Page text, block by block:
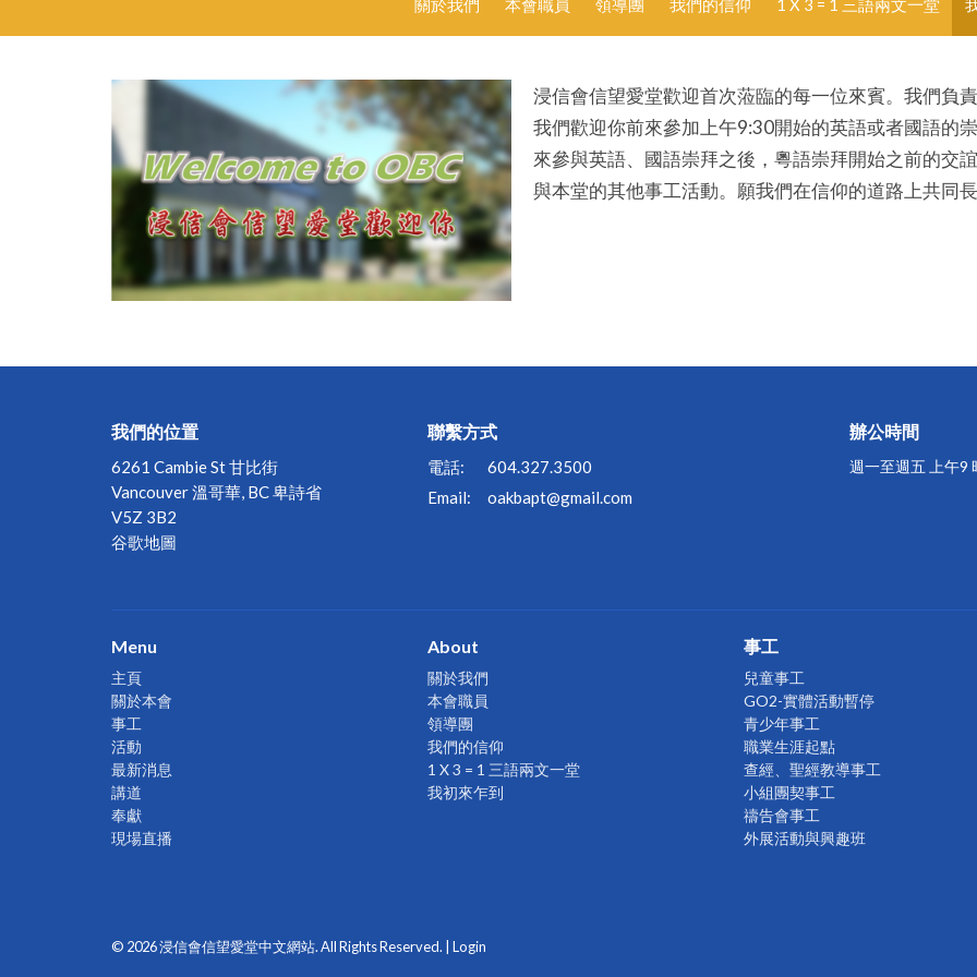
關於我們 本會職員 領導團 我們的信仰 1 X 3 = 1 三語兩文一堂
浸信會信望愛堂歡迎首次蒞臨的每一位來賓。我們負
我們歡迎你前來參加上午9:30開始的英語或者國語的
來參與英語、國語崇拜之後，粵語崇拜開始之前的交
與本堂的其他事工活動。願我們在信仰的道路上共同長
我們的位置
6261 Cambie St 甘比街
Vancouver 溫哥華, BC 卑詩省
V5Z 3B2
谷歌地圖
聯繫方式
電話:
604.327.3500
Email: oakbapt@gmail.com
辦公時間
週一至週五 上午9
Menu
主頁
關於本會
事工
活動
最新消息
講道
奉獻
現場直播
About
關於我們
本會職員
領導團
我們的信仰
1 X 3 = 1 三語兩文一堂
我初來乍到
事工
兒童事工
GO2-實體活動暫停
青少年事工
職業生涯起點
查經、聖經教導事工
小組團契事工
禱告會事工
外展活動與興趣班
© 2026 浸信會信望愛堂中文網站. All Rights Reserved. | Login